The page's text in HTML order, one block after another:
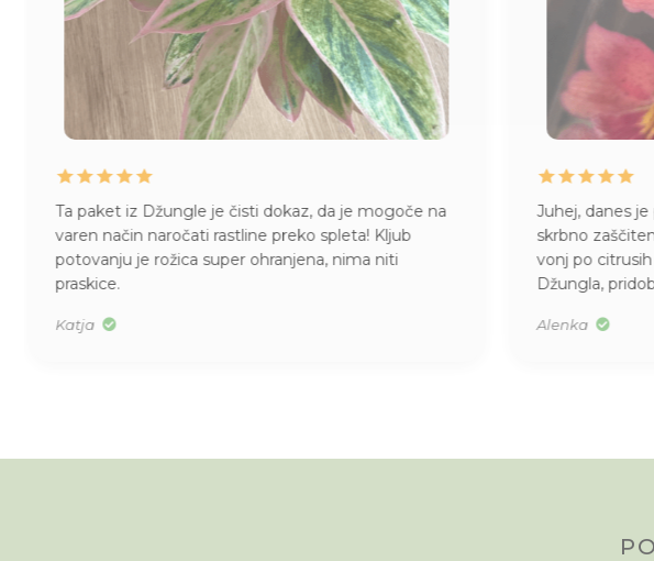
Ta paket iz Džungle je čisti dokaz, da je mogoče na
varen način naročati rastline preko spleta! Kljub
potovanju je rožica super ohranjena, nima niti
praskice.
Katja
Juhej, danes
skrbno
vonj po
Džungla,
Alenka